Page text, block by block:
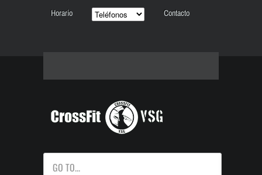
Horario Contacto
GO TO...